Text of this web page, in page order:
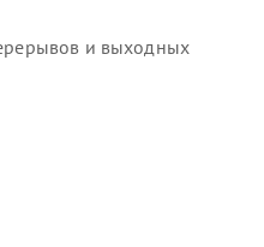
и выходных